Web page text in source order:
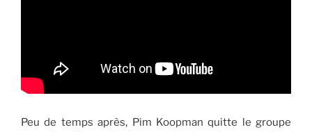
Peu de temps après, Pim Koopman quitte le groupe